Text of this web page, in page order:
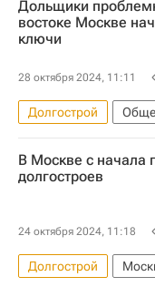
Дольщики
востоке Москве
ключи
28 октября 2024, 11:11
Долгострой
Москва
Департамент
В Москве с начала
долгостроев
24 октября 2024, 11:18
Долгострой